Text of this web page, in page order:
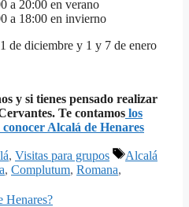
a 20:00 en verano
a 18:00 en invierno
de diciembre y 1 y 7 de enero
y si tienes pensado realizar
Te contamos los
Alcalá de Henares
, Visitas para grupos Etiquetas
Alcalá
, Complutum, Romana,
Henares?